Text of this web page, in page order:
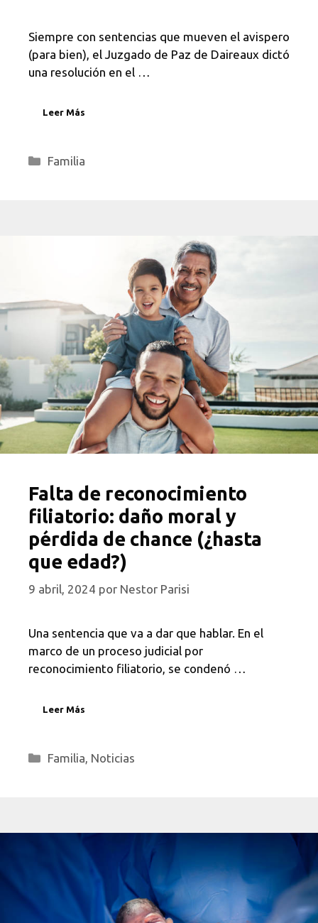
Siempre con sentencias que mueven el avispero
(para bien), el Juzgado de Paz de Daireaux dictó
una resolución en el …
Leer Más
Categorías
Familia
Falta de reconocimiento
filiatorio: daño moral y
pérdida de chance (¿hasta
que edad?)
9 abril, 2024 por Nestor Parisi
Una sentencia que va a dar que hablar. En el
marco de un proceso judicial por
reconocimiento filiatorio, se condenó …
Leer Más
Categorías
Familia, Noticias